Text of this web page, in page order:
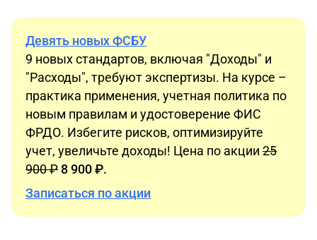
Девять новых ФСБУ
9 новых стандартов, включая "Доходы" и
"Расходы", требуют экспертизы. На курсе –
практика применения, учетная политика по
новым правилам и удостоверение ФИС
ФРДО. Избегите рисков, оптимизируйте
учет, увеличьте доходы! Цена по акции 25
900 ₽ 8 900 ₽.
Записаться по акции